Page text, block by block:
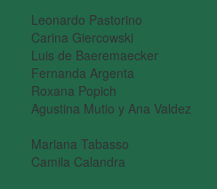
Leonardo Pastorino
Carina Giercowski
Luis de Baeremaecker
Fernanda Argenta
Roxana Popich
Agustina Mutio y Ana Valdez
Mariana Tabasso
Camila Calandra